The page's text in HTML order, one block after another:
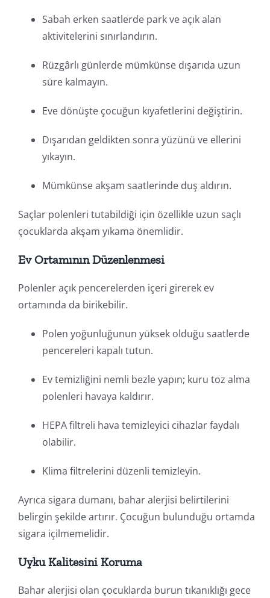
Sabah erken saatlerde park ve açık alan
aktivitelerini sınırlandırın.
Rüzgârlı günlerde mümkünse dışarıda uzun
süre kalmayın.
Eve dönüşte çocuğun kıyafetlerini değiştirin.
Dışarıdan geldikten sonra yüzünü ve ellerini
yıkayın.
Mümkünse akşam saatlerinde duş aldırın.
Saçlar polenleri tutabildiği için özellikle uzun saçlı
çocuklarda akşam yıkama önemlidir.
Ev Ortamının Düzenlenmesi
Polenler açık pencerelerden içeri girerek ev
ortamında da birikebilir.
Polen yoğunluğunun yüksek olduğu saatlerde
pencereleri kapalı tutun.
Ev temizliğini nemli bezle yapın; kuru toz alma
polenleri havaya kaldırır.
HEPA filtreli hava temizleyici cihazlar faydalı
olabilir.
Klima filtrelerini düzenli temizleyin.
Ayrıca sigara dumanı, bahar alerjisi belirtilerini
belirgin şekilde artırır. Çocuğun bulunduğu ortamda
sigara içilmemelidir.
Uyku Kalitesini Koruma
Bahar alerjisi olan çocuklarda burun tıkanıklığı gece